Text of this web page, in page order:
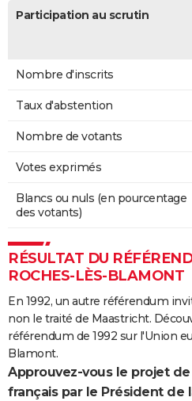
Participation au scrutin
Nombre d'inscrits
Taux d'abstention
Nombre de votants
Votes exprimés
Blancs ou nuls (en pourcentage
des votants)
RÉSULTAT DU
ROCHES-LÈS-BLAMONT
En 1992, un autre référendum
non le traité de Maastricht.
référendum de 1992 sur l'Union
Blamont.
Approuvez-vous le projet
français par le Président de